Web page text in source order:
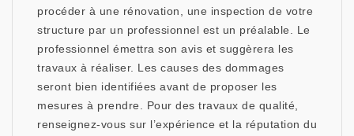
procéder à une rénovation, une inspection de votre
structure par un professionnel est un préalable. Le
professionnel émettra son avis et suggèrera les
travaux à réaliser. Les causes des dommages
seront bien identifiées avant de proposer les
mesures à prendre. Pour des travaux de qualité,
renseignez-vous sur l’expérience et la réputation du